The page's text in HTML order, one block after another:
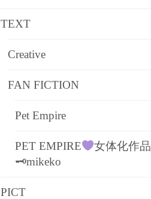
TEXT
Creative
FAN FICTION
Pet Empire
PET EMPIRE
女体化作品
🗝mikeko
PICT